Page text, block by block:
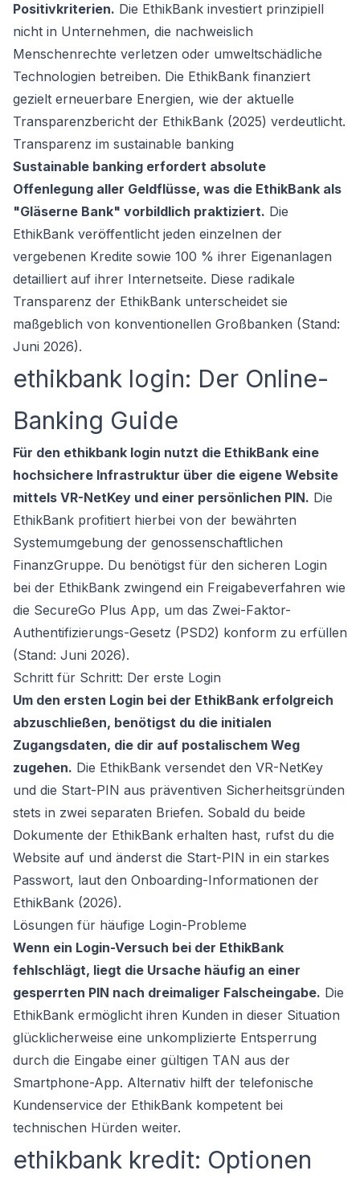
Positivkriterien. Die EthikBank investiert prinzipiell
nicht in Unternehmen, die nachweislich
Menschenrechte verletzen oder umweltschädliche
Technologien betreiben. Die EthikBank finanziert
gezielt erneuerbare Energien, wie der aktuelle
Transparenzbericht der EthikBank (2025) verdeutlicht.
Transparenz im sustainable banking
Sustainable banking erfordert absolute
Offenlegung aller Geldflüsse, was die EthikBank als
"Gläserne Bank" vorbildlich praktiziert. Die
EthikBank veröffentlicht jeden einzelnen der
vergebenen Kredite sowie 100 % ihrer Eigenanlagen
detailliert auf ihrer Internetseite. Diese radikale
Transparenz der EthikBank unterscheidet sie
maßgeblich von konventionellen Großbanken (Stand:
Juni 2026).
ethikbank login: Der Online-
Banking Guide
Für den ethikbank login nutzt die EthikBank eine
hochsichere Infrastruktur über die eigene Website
mittels VR-NetKey und einer persönlichen PIN. Die
EthikBank profitiert hierbei von der bewährten
Systemumgebung der genossenschaftlichen
FinanzGruppe. Du benötigst für den sicheren Login
bei der EthikBank zwingend ein Freigabeverfahren wie
die SecureGo Plus App, um das Zwei-Faktor-
Authentifizierungs-Gesetz (PSD2) konform zu erfüllen
(Stand: Juni 2026).
Schritt für Schritt: Der erste Login
Um den ersten Login bei der EthikBank erfolgreich
abzuschließen, benötigst du die initialen
Zugangsdaten, die dir auf postalischem Weg
zugehen. Die EthikBank versendet den VR-NetKey
und die Start-PIN aus präventiven Sicherheitsgründen
stets in zwei separaten Briefen. Sobald du beide
Dokumente der EthikBank erhalten hast, rufst du die
Website auf und änderst die Start-PIN in ein starkes
Passwort, laut den Onboarding-Informationen der
EthikBank (2026).
Lösungen für häufige Login-Probleme
Wenn ein Login-Versuch bei der EthikBank
fehlschlägt, liegt die Ursache häufig an einer
gesperrten PIN nach dreimaliger Falscheingabe. Die
EthikBank ermöglicht ihren Kunden in dieser Situation
glücklicherweise eine unkomplizierte Entsperrung
durch die Eingabe einer gültigen TAN aus der
Smartphone-App. Alternativ hilft der telefonische
Kundenservice der EthikBank kompetent bei
technischen Hürden weiter.
ethikbank kredit: Optionen